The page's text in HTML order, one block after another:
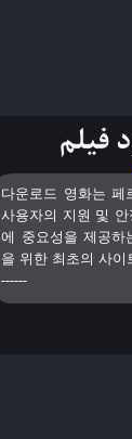
다운로드 영화는
사용자의 지원 및
에 중요성을 제공
을 위한 최초의 사
------